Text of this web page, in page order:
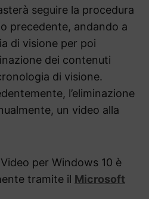
seguire la procedura
precedente, andando a
di visione per poi
dei contenuti
di visione.
l’eliminazione
un video alla
per Windows 10 è
tramite il Microsoft